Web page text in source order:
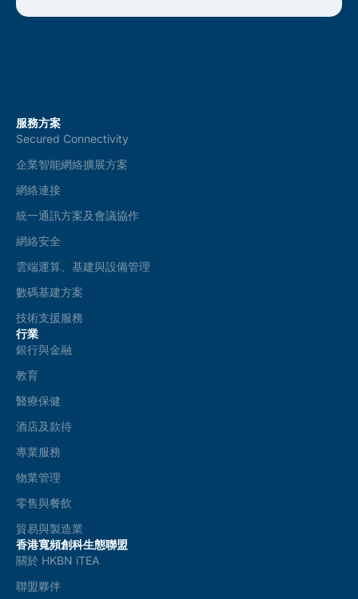
服務方案
Secured Connectivity
企業智能網絡擴展方案
網絡連接
統一通訊方案及會議協作
網絡安全
雲端運算、基建與設備管理
數碼基建方案
技術支援服務
行業
銀行與金融
教育
醫療保健
酒店及款待
專業服務
物業管理
零售與餐飲
貿易與製造業
香港寬頻創科生態聯盟
關於 HKBN iTEA
聯盟夥伴